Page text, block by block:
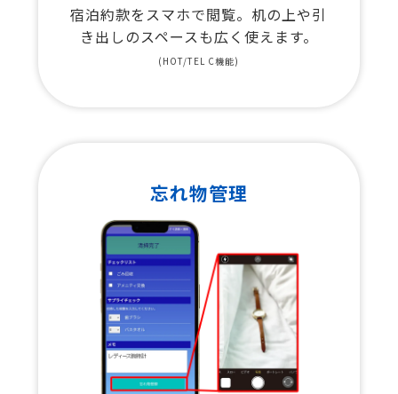
宿泊約款をスマホで閲覧。机の上や引
き出しのスペースも広く使えます。
(HOT/TEL C機能)
忘れ物管理